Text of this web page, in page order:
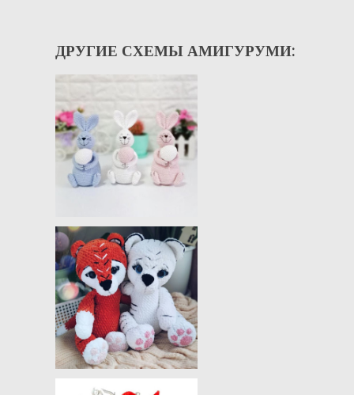
ДРУГИЕ СХЕМЫ АМИГУРУМИ: